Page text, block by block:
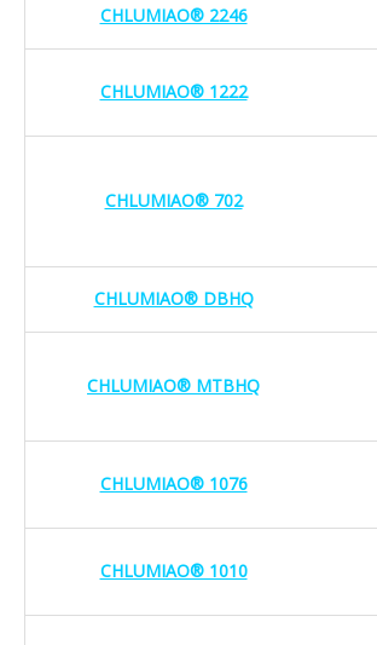
CHLUMIAO® 2246
CHLUMIAO® 1222
CHLUMIAO® 702
CHLUMIAO® DBHQ
CHLUMIAO® MTBHQ
CHLUMIAO® 1076
CHLUMIAO® 1010